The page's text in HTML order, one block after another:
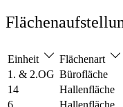
Einheit Flächenart
1. & 2.OG Bürofläche
14
Hallenfläche